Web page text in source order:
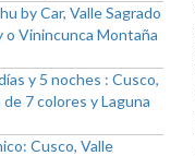
by Car, Valle Sagrado
o Vinincunca Montaña
y 5 noches : Cusco,
7 colores y Laguna
Cusco, Valle